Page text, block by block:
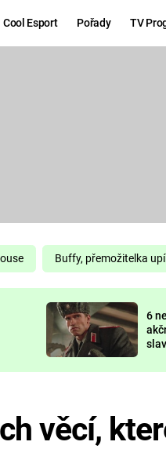
Cool Esport Pořady TV
Buffy, přemožitelka
6
věcí,